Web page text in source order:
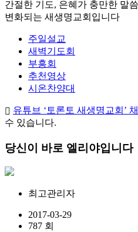
간절한 기도, 은혜가 충만한 말
변화되는 새생명교회입니다
주일설교
새벽기도회
부흥회
추천영상
시온찬양대
유튜브 ‘토론토 새생명교회’
수 있습니다.
당신이 바로 엘리야입니다
최고관리자
2017-03-29
787 회